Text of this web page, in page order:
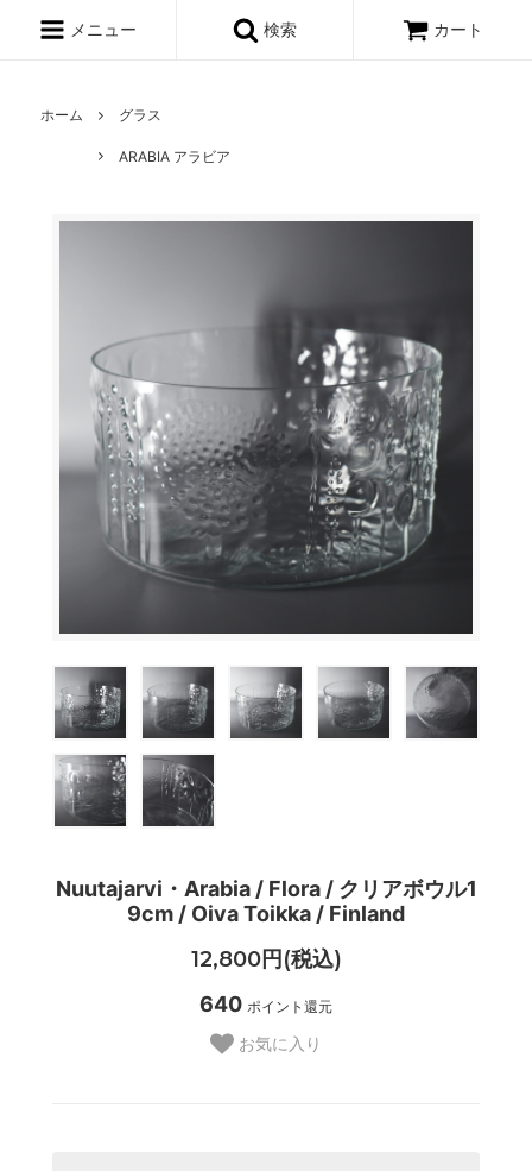
メニュー 検索 カート
ホーム グラス
ARABIA アラビア
Nuutajarvi・Arabia / Flora / クリアボウル1
9cm / Oiva Toikka / Finland
12,800円(税込)
640 ポイント還元
お気に入り